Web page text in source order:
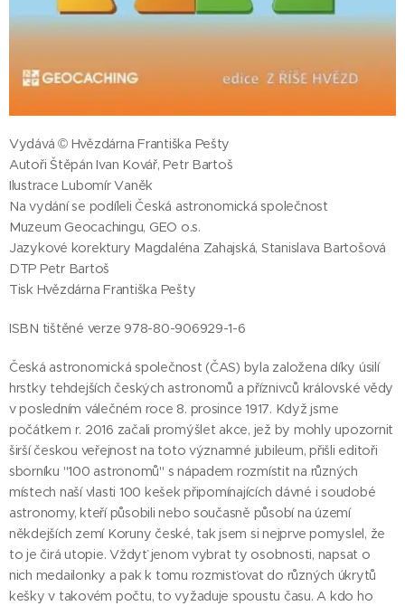
Vydává © Hvězdárna Františka Pešty
Autoři Štěpán Ivan Kovář, Petr Bartoš
Ilustrace Lubomír Vaněk
Na vydání se podíleli Česká astronomická společnost
Muzeum Geocachingu, GEO o.s.
Jazykové korektury Magdaléna Zahajská, Stanislava Bartošová
DTP Petr Bartoš
Tisk Hvězdárna Františka Pešty
ISBN tištěné verze 978-80-906929-1-6
Česká astronomická společnost (ČAS) byla založena díky úsilí
hrstky tehdejších českých astronomů a příznivců královské vědy
v posledním válečném roce 8. prosince 1917. Když jsme
počátkem r. 2016 začali promýšlet akce, jež by mohly upozornit
širší českou veřejnost na toto významné jubileum, přišli editoři
sborníku "100 astronomů" s nápadem rozmístit na různých
místech naší vlasti 100 kešek připomínajících dávné i soudobé
astronomy, kteří působili nebo současně působí na území
někdejších zemí Koruny české, tak jsem si nejprve pomyslel, že
to je čirá utopie. Vždyť jenom vybrat ty osobnosti, napsat o
nich medailonky a pak k tomu rozmisťovat do různých úkrytů
kešky v takovém počtu, to vyžaduje spoustu času. A kdo ho